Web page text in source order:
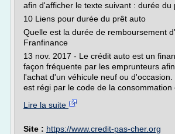
afin d'afficher le texte suivant : durée du
10 Liens pour durée du prêt auto
Quelle est la durée de remboursement
Franfinance
13 nov. 2017 - Le crédit auto est un
façon fréquente par les emprunteurs
l'achat d'un véhicule neuf ou
est régi par le code de la consommation
Lire la suite
Site : https://www.credit-pas-cher.org